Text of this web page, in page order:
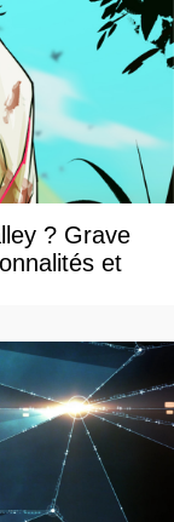
? Grave
et